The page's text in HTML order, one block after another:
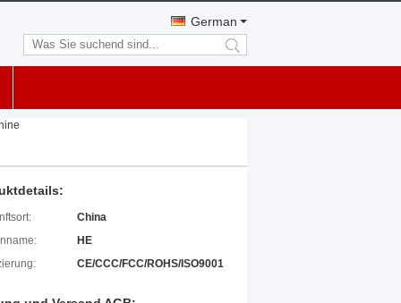
German
search
China
HE
CE/CCC/FCC/ROHS/ISO9001